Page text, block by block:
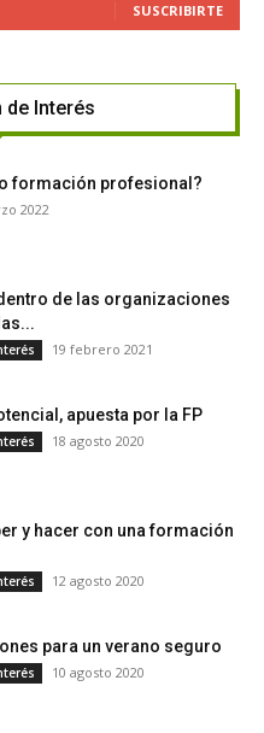
SUSCRIBIRTE
de Interés
o formación profesional?
2022
dentro de las organizaciones
19 febrero 2021
apuesta por la FP
18 agosto 2020
y hacer con una formación
12 agosto 2020
para un verano seguro
10 agosto 2020